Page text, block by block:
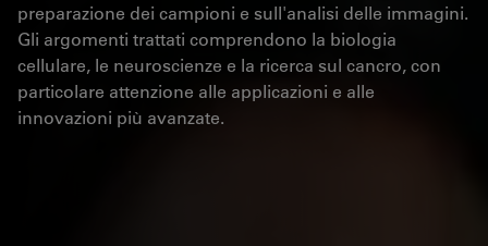
preparazione dei campioni e sull'analisi delle immagini.
Gli argomenti trattati comprendono la biologia
cellulare, le neuroscienze e la ricerca sul cancro, con
particolare attenzione alle applicazioni e alle
innovazioni più avanzate.